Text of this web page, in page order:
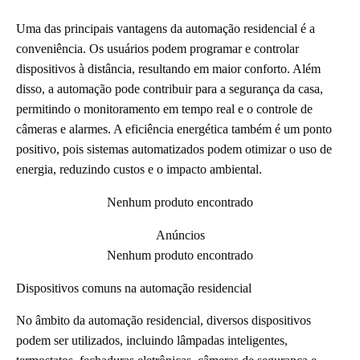
Uma das principais vantagens da automação residencial é a
conveniência. Os usuários podem programar e controlar
dispositivos à distância, resultando em maior conforto. Além
disso, a automação pode contribuir para a segurança da casa,
permitindo o monitoramento em tempo real e o controle de
câmeras e alarmes. A eficiência energética também é um ponto
positivo, pois sistemas automatizados podem otimizar o uso de
energia, reduzindo custos e o impacto ambiental.
Nenhum produto encontrado
Anúncios
Nenhum produto encontrado
Dispositivos comuns na automação residencial
No âmbito da automação residencial, diversos dispositivos
podem ser utilizados, incluindo lâmpadas inteligentes,